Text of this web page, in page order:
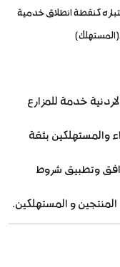
كنقطة انطلاق خدمية
خدمة للمزارع
والمستهلكين بثقة
وتطبيق شروط
و المستهلكين.